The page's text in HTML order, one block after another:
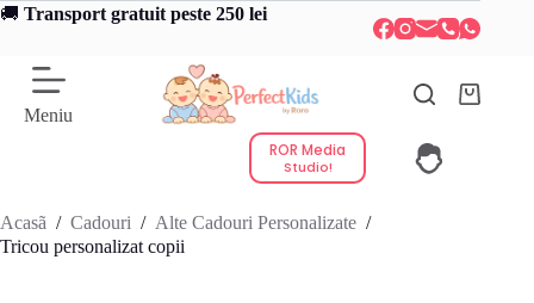
Sari
🚚 Transport gratuit peste 250 lei
Meniu
Coș
ROR Media
Studio!
Acasã / Cadouri / Alte Cadouri Personalizate /
Tricou personalizat copii